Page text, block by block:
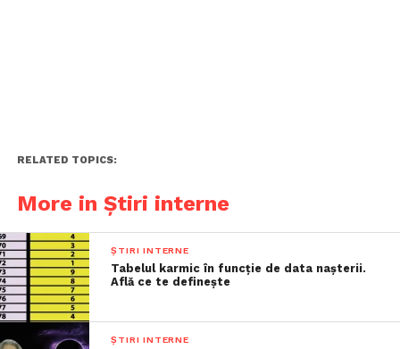
RELATED TOPICS:
More in Știri interne
ȘTIRI INTERNE
Tabelul karmic în funcție de data nașterii.
Află ce te definește
ȘTIRI INTERNE